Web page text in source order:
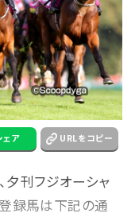
ェア URLをコピー
夕刊フジオーシャ
登録馬は下記の通